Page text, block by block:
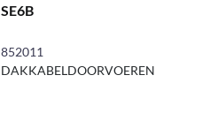
SE6B
852011
DAKKABELDOORVOEREN